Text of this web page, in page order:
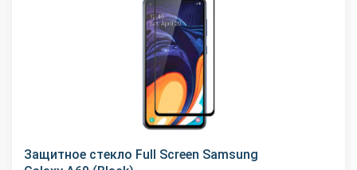
Защитное стекло Full Screen Samsung